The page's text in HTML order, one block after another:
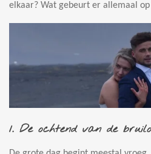
elkaar? Wat gebeurt er allemaal
1. De ochtend van de